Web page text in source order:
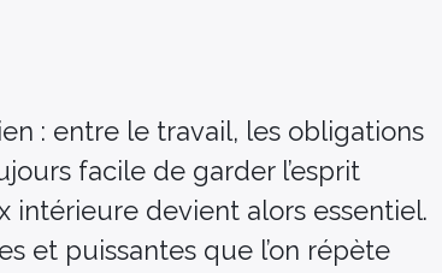
: entre le travail, les obligations
facile de garder l’esprit
intérieure devient alors essentiel.
et puissantes que l’on répète